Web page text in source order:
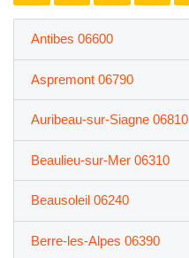
Antibes 06600
Aspremont 06790
Auribeau-sur-Siagne 06810
Beaulieu-sur-Mer 06310
Beausoleil 06240
Berre-les-Alpes 06390